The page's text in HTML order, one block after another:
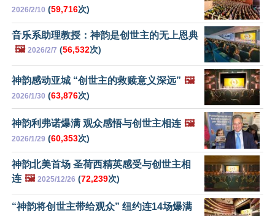
2026/2/10 (59,716次)
音乐系助理教授：神韵是创世主的无上恩典
🖼️ 2026/2/7 (56,532次)
神韵感动亚城 “创世主的救赎意义深远” 🖼️
2026/1/30 (63,876次)
神韵利弗诺爆满 观众感悟与创世主相连 🖼️
2026/1/29 (60,353次)
神韵北美首场 圣荷西精英感受与创世主相
连 🖼️ 2025/12/26 (72,239次)
“神韵将创世主带给观众” 纽约连14场爆满